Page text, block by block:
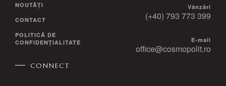
NOUTĂȚI
CONTACT
POLITICĂ DE
CONFIDENȚIALITATE
CONNECT
Vânzări
(+40) 793 773 399
E-mail
office@cosmopolit.ro